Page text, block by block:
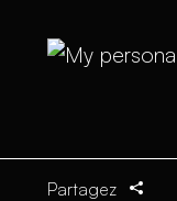
Partagez